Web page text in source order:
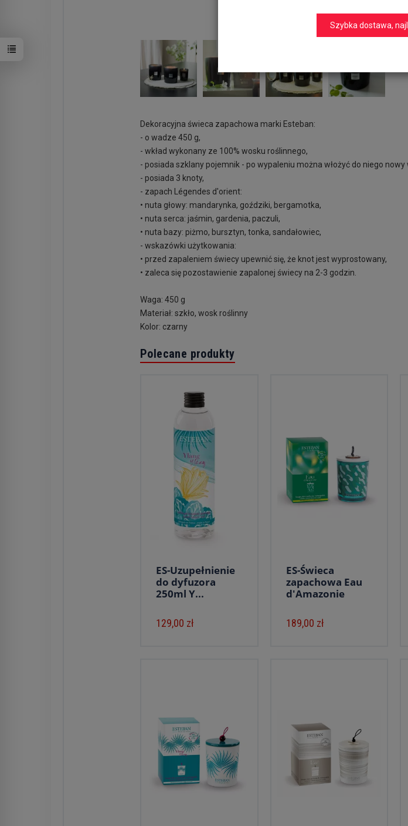
Szybka dostawa,
Dekoracyjna świeca zapachowa marki Esteban:
- o wadze 450 g,
- wkład wykonany ze 100% wosku roślinnego,
- posiada szklany pojemnik - po wypaleniu można włożyć do niego nowy
- posiada 3 knoty,
- zapach Légendes d'orient:
• nuta głowy: mandarynka, goździki, bergamotka,
• nuta serca: jaśmin, gardenia, paczuli,
• nuta bazy: piżmo, bursztyn, tonka, sandałowiec,
- wskazówki użytkowania:
• przed zapaleniem świecy upewnić się, że knot jest wyprostowany,
• zaleca się pozostawienie zapalonej świecy na 2-3 godzin.
Waga: 450 g
Materiał: szkło, wosk roślinny
Kolor: czarny
Polecane produkty
ES-Uzupełnienie
do dyfuzora
250ml Y...
129,00 zł
ES-Świeca
zapachowa Eau
d'Amazonie
189,00 zł